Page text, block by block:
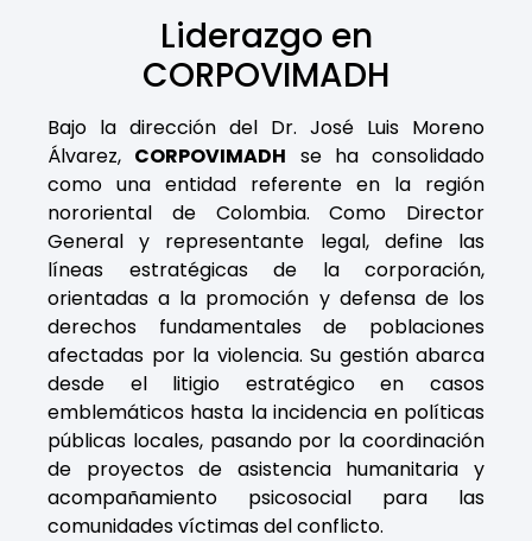
Liderazgo en
CORPOVIMADH
Bajo la dirección del Dr. José Luis Moreno
Álvarez, CORPOVIMADH se ha consolidado
como una entidad referente en la región
nororiental de Colombia. Como Director
General y representante legal, define las
líneas estratégicas de la corporación,
orientadas a la promoción y defensa de los
derechos fundamentales de poblaciones
afectadas por la violencia. Su gestión abarca
desde el litigio estratégico en casos
emblemáticos hasta la incidencia en políticas
públicas locales, pasando por la coordinación
de proyectos de asistencia humanitaria y
acompañamiento psicosocial para las
comunidades víctimas del conflicto.